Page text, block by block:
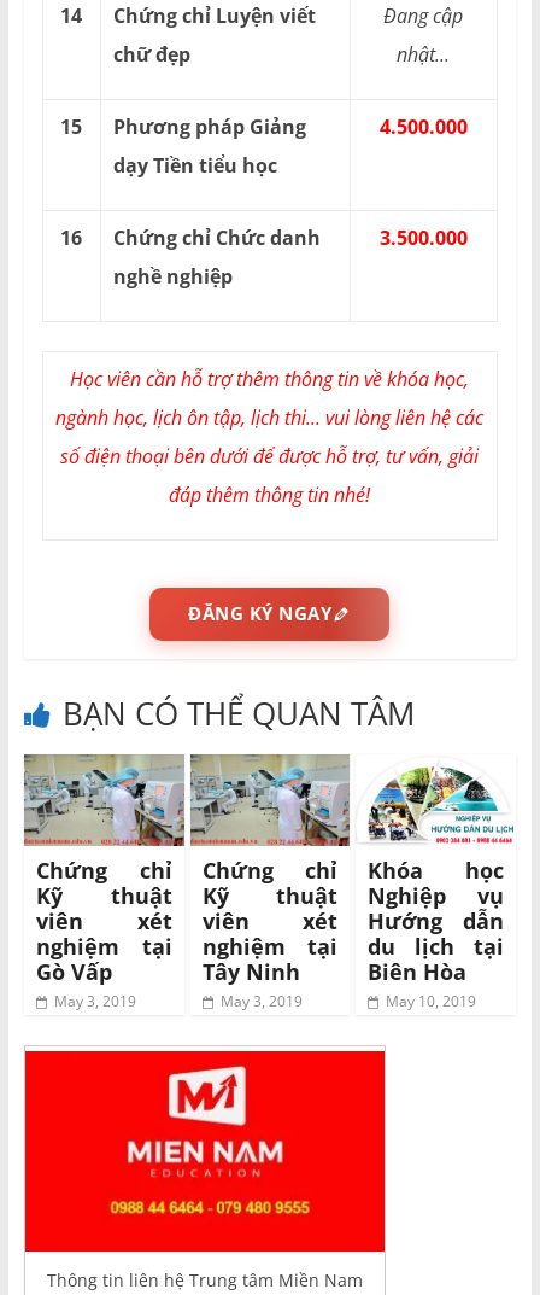
14
Chứng chỉ Luyện viết
chữ đẹp
Đang cập
nhật...
15
Phương pháp Giảng
dạy Tiền tiểu học
4.500.000
16
Chứng chỉ Chức danh
nghề nghiệp
3.500.000
Học viên cần hỗ trợ thêm thông tin về khóa học,
ngành học, lịch ôn tập, lịch thi... vui lòng liên hệ các
số điện thoại bên dưới để được hỗ trợ, tư vấn, giải
đáp thêm thông tin nhé!
ĐĂNG KÝ NGAY
BẠN CÓ THỂ QUAN TÂM
Chứng chỉ
Kỹ thuật
viên xét
nghiệm tại
Gò Vấp
May 3, 2019
Chứng chỉ
Kỹ thuật
viên xét
nghiệm tại
Tây Ninh
May 3, 2019
Khóa học
Nghiệp vụ
Hướng dẫn
du lịch tại
Biên Hòa
May 10, 2019
Thông tin liên hệ Trung tâm Miền Nam